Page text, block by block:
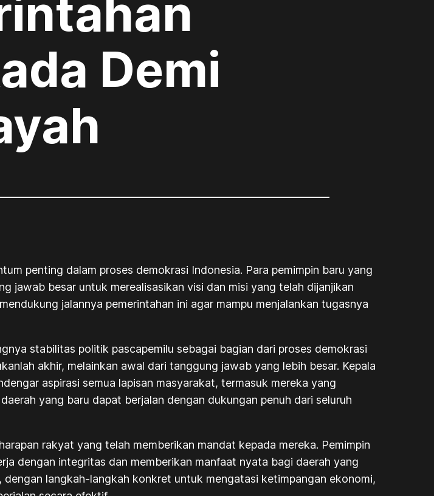
Demi
penting dalam proses demokrasi Indonesia. Para pemimpin baru yang
jawab besar untuk merealisasikan visi dan misi yang telah dijanjikan
jalannya pemerintahan ini agar mampu menjalankan tugasnya
stabilitas politik pascapemilu sebagai bagian dari proses demokrasi
akhir, melainkan awal dari tanggung jawab yang lebih besar. Kepala
aspirasi semua lapisan masyarakat, termasuk mereka yang
yang baru dapat berjalan dengan dukungan penuh dari seluruh
rakyat yang telah memberikan mandat kepada mereka. Pemimpin
dengan integritas dan memberikan manfaat nyata bagi daerah yang
langkah-langkah konkret untuk mengatasi ketimpangan ekonomi,